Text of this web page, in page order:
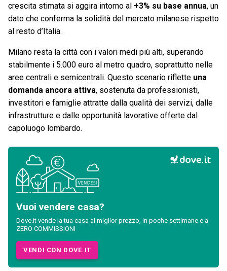
crescita stimata si aggira intorno al +3% su base annua, un
dato che conferma la solidità del mercato milanese rispetto
al resto d’Italia.
Milano resta la città con i valori medi più alti, superando
stabilmente i 5.000 euro al metro quadro, soprattutto nelle
aree centrali e semicentrali. Questo scenario riflette una
domanda ancora attiva, sostenuta da professionisti,
investitori e famiglie attratte dalla qualità dei servizi, dalle
infrastrutture e dalle opportunità lavorative offerte dal
capoluogo lombardo.
Vuoi vendere casa?
Dove.it vende la tua casa al miglior prezzo, in poche settimane e a
ZERO COMMISSIONI
VENDI CON DOVE.IT